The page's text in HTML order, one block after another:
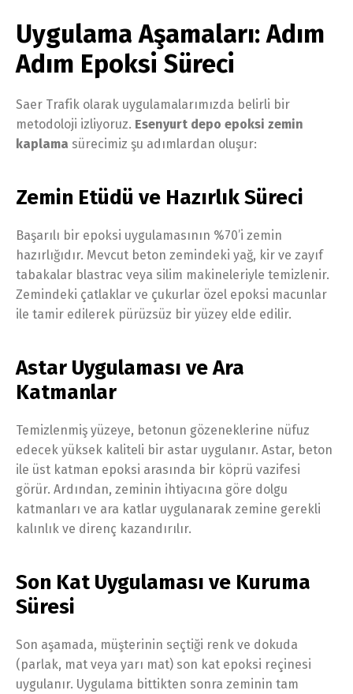
Uygulama Aşamaları: Adım
Adım Epoksi Süreci
Saer Trafik olarak uygulamalarımızda belirli bir
metodoloji izliyoruz. Esenyurt depo epoksi zemin
kaplama sürecimiz şu adımlardan oluşur:
Zemin Etüdü ve Hazırlık Süreci
Başarılı bir epoksi uygulamasının %70’i zemin
hazırlığıdır. Mevcut beton zemindeki yağ, kir ve zayıf
tabakalar blastrac veya silim makineleriyle temizlenir.
Zemindeki çatlaklar ve çukurlar özel epoksi macunlar
ile tamir edilerek pürüzsüz bir yüzey elde edilir.
Astar Uygulaması ve Ara
Katmanlar
Temizlenmiş yüzeye, betonun gözeneklerine nüfuz
edecek yüksek kaliteli bir astar uygulanır. Astar, beton
ile üst katman epoksi arasında bir köprü vazifesi
görür. Ardından, zeminin ihtiyacına göre dolgu
katmanları ve ara katlar uygulanarak zemine gerekli
kalınlık ve direnç kazandırılır.
Son Kat Uygulaması ve Kuruma
Süresi
Son aşamada, müşterinin seçtiği renk ve dokuda
(parlak, mat veya yarı mat) son kat epoksi reçinesi
uygulanır. Uygulama bittikten sonra zeminin tam